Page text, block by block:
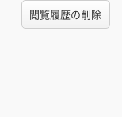
閲覧履歴の削除